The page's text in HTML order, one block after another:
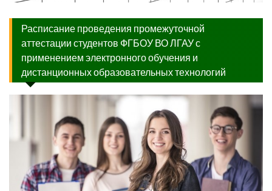
Расписание проведения промежуточной
аттестации студентов ФГБОУ ВО ЛГАУ с
применением электронного обучения и
дистанционных образовательных технологий